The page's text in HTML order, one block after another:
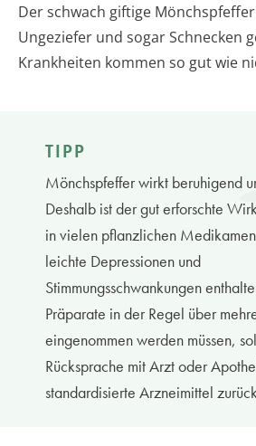
Der schwach giftige
Ungeziefer und sogar Schnecken
Krankheiten kommen so gut wie
TIPP
Mönchspfeffer wirkt beruhigend
Deshalb ist der gut erforschte
in vielen pflanzlichen
leichte Depressionen und
Stimmungsschwankungen
Präparate in der Regel über
eingenommen werden müssen,
Rücksprache mit Arzt oder
standardisierte Arzneimittel